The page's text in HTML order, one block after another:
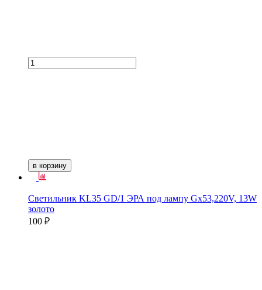
в корзину
Светильник KL35 GD/1 ЭРА под лампу Gx53,220V, 13W
золото
100 ₽